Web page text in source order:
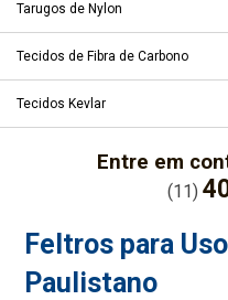
Tarugos de Nylon
Tecidos de Fibra de Carbono
Tecidos Kevlar
Entre em
(11)
Feltros para
Paulistano